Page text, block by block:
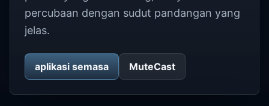
percubaan dengan sudut pandangan yang
jelas.
aplikasi semasa MuteCast